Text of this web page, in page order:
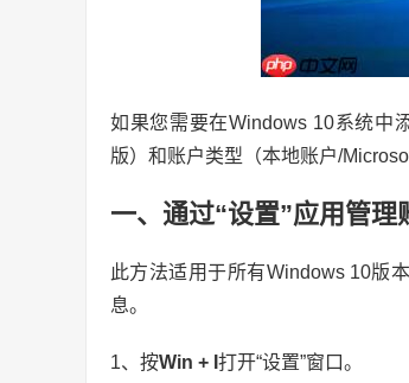
如果您需要在Windows 10系统中
版）和账户类型（本地账户/
一、通过“设置”应用管理
此方法适用于所有Windows 10版
息。
1、按Win + I 打开“设置”窗口。